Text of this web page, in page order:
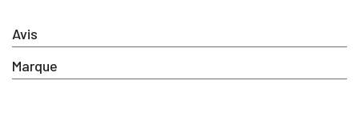
Avis
Marque